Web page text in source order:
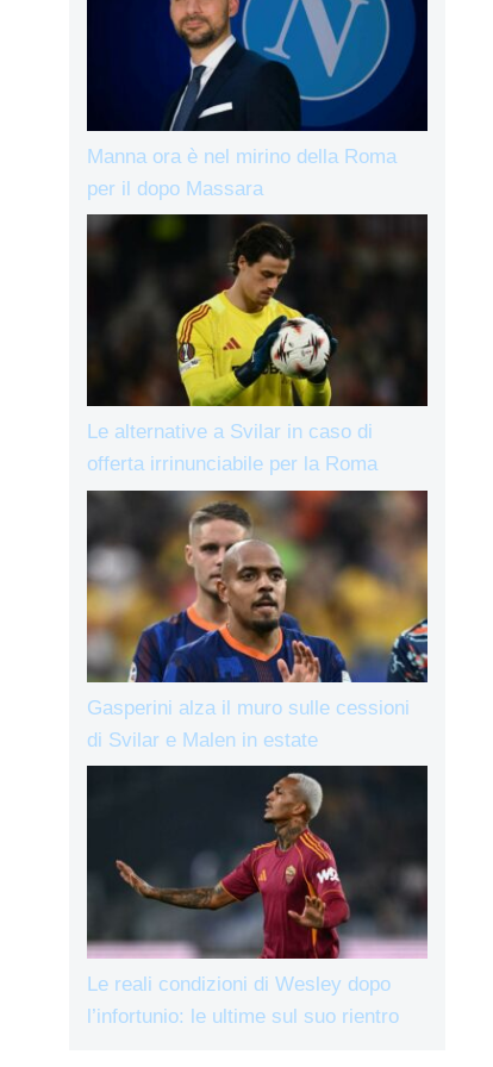
Manna ora è nel mirino della Roma
per il dopo Massara
Le alternative a Svilar in caso di
offerta irrinunciabile per la Roma
Gasperini alza il muro sulle cessioni
di Svilar e Malen in estate
Le reali condizioni di Wesley dopo
l’infortunio: le ultime sul suo rientro